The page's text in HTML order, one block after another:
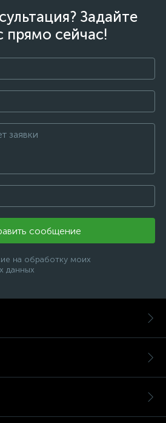
Задайте
прямо сейчас!
сообщение
на обработку моих
данных